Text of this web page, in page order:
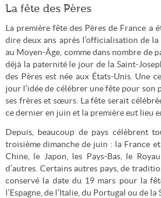
La fête des Pères
La première fête des Pères de France a
dire deux ans après l’officialisation de la
au Moyen-Âge, comme dans nombre de
déjà la paternité le jour de la Saint-
des Pères est née aux États-Unis. Une
jour l’idée de célébrer une fête pour son
ses frères et sœurs. La fête serait
ce dernier en juin et la première eut lieu
Depuis, beaucoup de pays célèbrent
troisième dimanche de juin : la France
Chine, le Japon, les Pays-Bas, le
d’autres. Certains autres pays, de
conservé la date du 19 mars pour la
l’Espagne, de l’Italie, du Portugal ou de la